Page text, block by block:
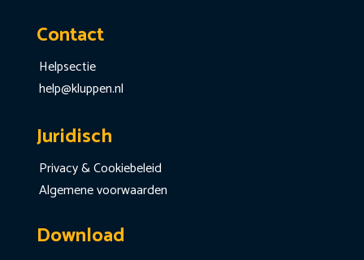
Contact
Helpsectie
help@kluppen.nl
Juridisch
Privacy & Cookiebeleid
Algemene voorwaarden
Download